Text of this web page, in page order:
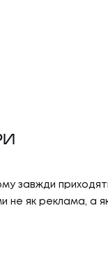
завжди
не як реклама, а